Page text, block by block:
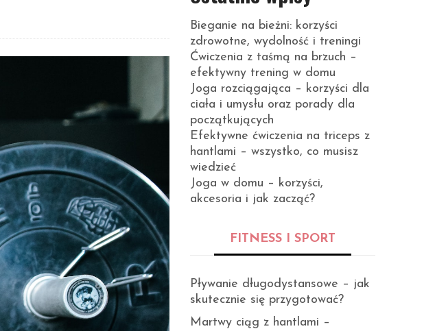
Bieganie na bieżni: korzyści
zdrowotne, wydolność i treningi
Ćwiczenia z taśmą na brzuch –
efektywny trening w domu
Joga rozciągająca – korzyści dla
ciała i umysłu oraz porady dla
początkujących
Efektywne ćwiczenia na triceps z
hantlami – wszystko, co musisz
wiedzieć
Joga w domu – korzyści,
akcesoria i jak zacząć?
FITNESS I SPORT
Pływanie długodystansowe – jak
skutecznie się przygotować?
Martwy ciąg z hantlami –